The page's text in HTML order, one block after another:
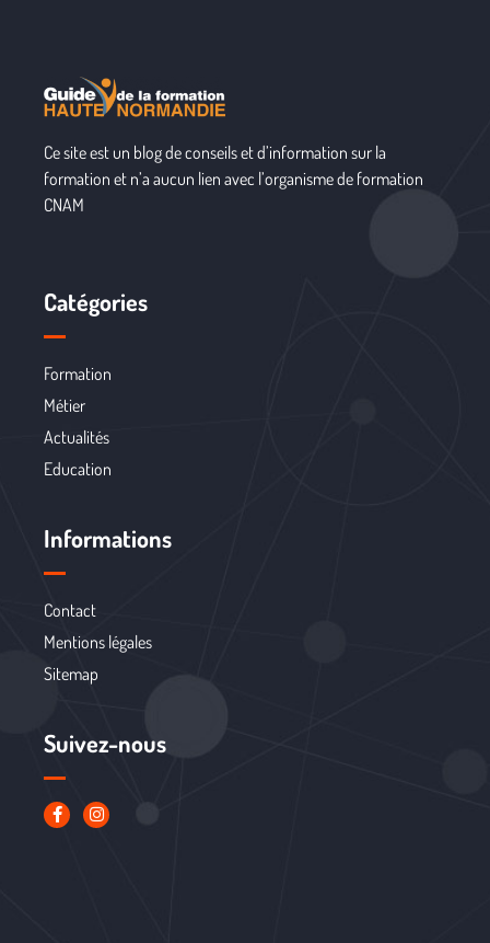
Ce site est un blog de conseils et d’information sur la
formation et n’a aucun lien avec l’organisme de formation
CNAM
Catégories
Formation
Métier
Actualités
Education
Informations
Contact
Mentions légales
Sitemap
Suivez-nous